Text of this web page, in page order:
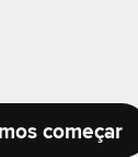
começar